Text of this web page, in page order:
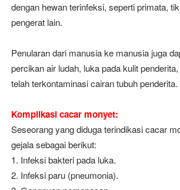
dengan hewan terinfeksi, seperti primata,
pengerat lain.
Penularan dari manusia ke manusia juga
percikan air ludah, luka pada kulit
telah terkontaminasi cairan tubuh penderita.
Komplikasi cacar monyet:
Seseorang yang diduga terindikasi cacar
gejala sebagai berikut:
1. Infeksi bakteri pada luka.
2. Infeksi paru (pneumonia).